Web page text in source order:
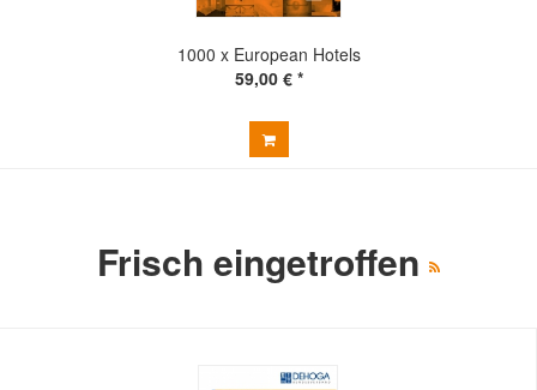
1000 x European Hotels
59,00 € *
Frisch eingetroffen